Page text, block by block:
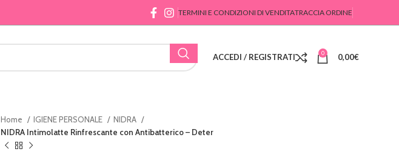
TERMINI E CONDIZIONI DI VENDITATRACCIA ORDINE
ACCEDI / REGISTRATI 0 0,00€
Home IGIENE PERSONALE
NIDRA
NIDRA Intimolatte Rinfrescante con Antibatterico – Deter